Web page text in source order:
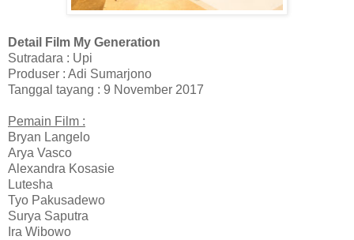
Detail Film My Generation
Sutradara : Upi
Produser : Adi Sumarjono
Tanggal tayang : 9 November 2017
Pemain Film :
Bryan Langelo
Arya Vasco
Alexandra Kosasie
Lutesha
Tyo Pakusadewo
Surya Saputra
Ira Wibowo